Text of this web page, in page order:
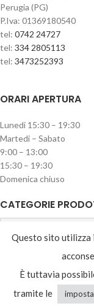
Perugia (PG)
P.Iva: 01369180540
tel: 0742 24727
tel: 334 2805113
tel: 3473252393
ORARI APERTURA
Lunedi 15:30 – 19:30
Martedi – Sabato
9:00 – 13:00
15:30 – 19:30
Domenica chiuso
CATEGORIE
Recesso
Questo sito utilizza
È tuttavia
tramite le